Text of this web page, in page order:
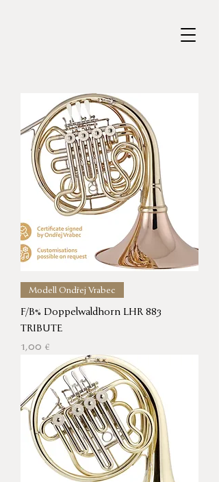
Modell Ondřej Vrabec
F/B% Doppelwaldhorn LHR 883
TRIBUTE
Preis
1,00 €